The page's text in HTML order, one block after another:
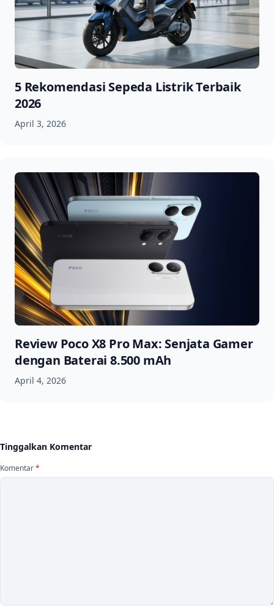
5 Rekomendasi Sepeda Listrik Terbaik
2026
April 3, 2026
Review Poco X8 Pro Max: Senjata Gamer
dengan Baterai 8.500 mAh
April 4, 2026
Tinggalkan Komentar
Komentar*